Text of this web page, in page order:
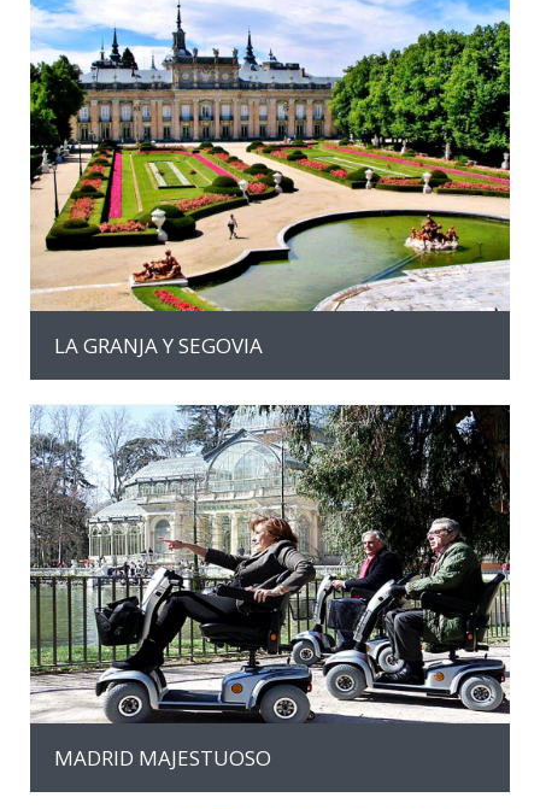
MAS INFORMACION
LA GRANJA Y SEGOVIA
MAS INFORMACION
MADRID MAJESTUOSO